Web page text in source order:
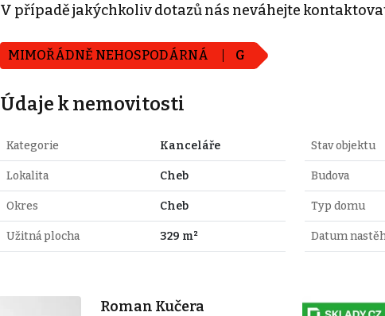
V případě jakýchkoliv dotazů nás neváhejte
MIMOŘÁDNĚ NEHOSPODÁRNÁ G
Údaje k nemovitosti
Kategorie Kanceláře
Lokalita Cheb
Okres Cheb
Užitná plocha 329 m²
Stav objektu
Budova
Typ domu
Datum
Roman Kučera